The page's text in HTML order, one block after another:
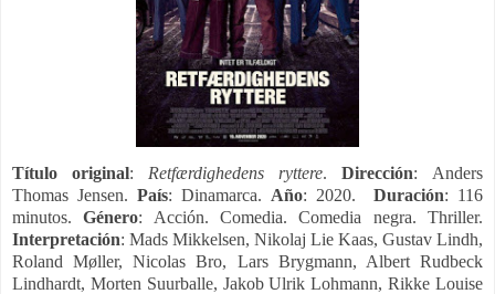
Título original: Retfærdighedens ryttere. Dirección: Anders
Thomas Jensen. País: Dinamarca. Año: 2020. Duración: 116
minutos.Género: Acción. Comedia. Comedia negra. Thriller.
Interpretación: Mads Mikkelsen, Nikolaj Lie Kaas, Gustav Lindh,
Roland Møller, Nicolas Bro, Lars Brygmann, Albert Rudbeck
Lindhardt, Morten Suurballe, Jakob Ulrik Lohmann, Rikke Louise